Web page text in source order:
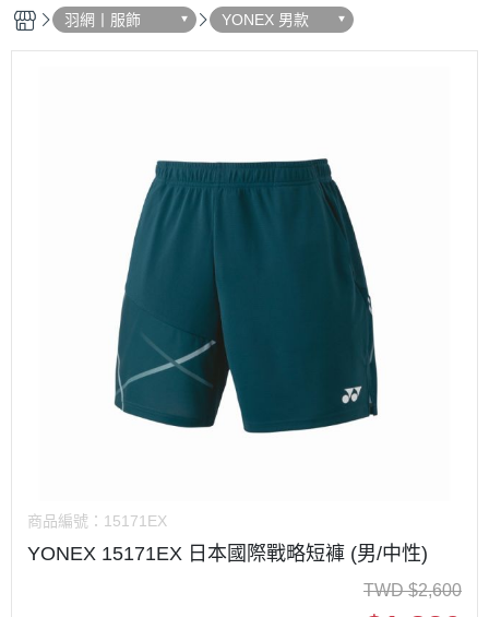
羽網丨服飾 YONEX 男款
商品編號： 15171EX
YONEX 15171EX 日本國際戰略短褲 (男/中性)
TWD $2,600